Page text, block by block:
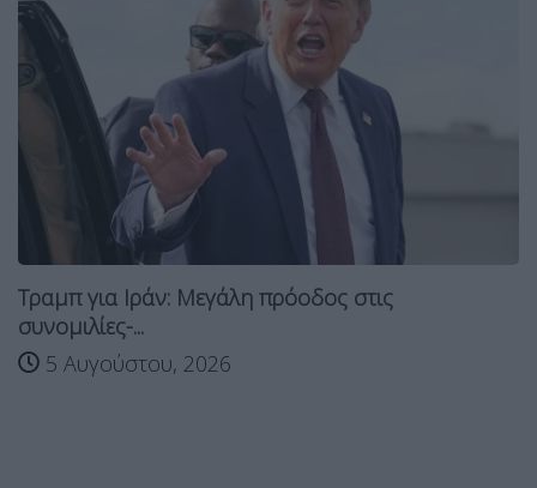
Τραμπ για Ιράν: Μεγάλη πρόοδος στις
συνομιλίες-...
5 Αυγούστου, 2026